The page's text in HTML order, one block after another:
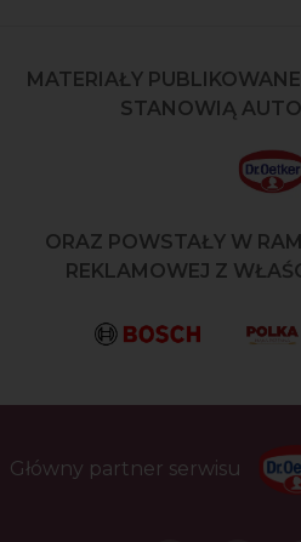
MATERIAŁY
STANOWIĄ
ORAZ POWSTAŁY W
REKLAMOWEJ Z
Główny partner serwisu